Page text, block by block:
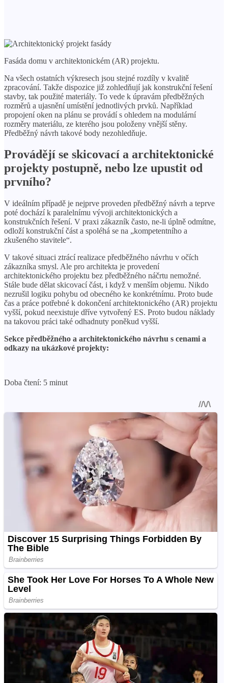
Fasáda domu v architektonickém (AR) projektu.
Na všech ostatních výkresech jsou stejné rozdíly v kvalitě
zpracování. Takže dispozice již zohledňují jak konstrukční řešení
stavby, tak použité materiály. To vede k úpravám předběžných
rozměrů a ujasnění umístění jednotlivých prvků. Například
propojení oken na plánu se provádí s ohledem na modulární
rozměry materiálu, ze kterého jsou položeny vnější stěny.
Předběžný návrh takové body nezohledňuje.
Provádějí se skicovací a architektonické
projekty postupně, nebo lze upustit od
prvního?
V ideálním případě je nejprve proveden předběžný návrh a teprve
poté dochází k paralelnímu vývoji architektonických a
konstrukčních řešení. V praxi zákazník často, ne-li úplně odmítne,
odloží konstrukční část a spoléhá se na „kompetentního a
zkušeného stavitele“.
V takové situaci ztrácí realizace předběžného návrhu v očích
zákazníka smysl. Ale pro architekta je provedení
architektonického projektu bez předběžného náčrtu nemožné.
Stále bude dělat skicovací část, i když v menším objemu. Nikdo
nezrušil logiku pohybu od obecného ke konkrétnímu. Proto bude
čas a práce potřebné k dokončení architektonického (AR) projektu
vyšší, pokud neexistuje dříve vytvořený ES. Proto budou náklady
na takovou práci také odhadnuty poněkud vyšší.
Sekce předběžného a architektonického návrhu s cenami a
odkazy na ukázkové projekty:
Doba čtení: 5 minut